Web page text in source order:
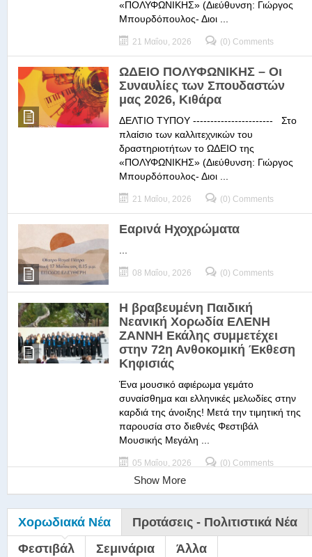
«ΠΟΛΥΦΩΝΙΚΗΣ» (Διεύθυνση: Γιώργος
Μπουρδόπουλος- Διοι ...
21 Μαΐου, 2026 (0) Comments
ΩΔΕΙΟ ΠΟΛΥΦΩΝΙΚΗΣ – Οι
Συναυλίες των Σπουδαστών
μας 2026, Κιθάρα
ΔΕΛΤΙΟ ΤΥΠΟΥ ----------------------- Στο
πλαίσιο των καλλιτεχνικών του
δραστηριοτήτων το ΩΔΕΙΟ της
«ΠΟΛΥΦΩΝΙΚΗΣ» (Διεύθυνση: Γιώργος
Μπουρδόπουλος- Διοι ...
21 Μαΐου, 2026 (0) Comments
Εαρινά Ηχοχρώματα
08 Μαΐου, 2026 (0) Comments
Η βραβευμένη Παιδική
Νεανική Χορωδία ΕΛΕΝΗ
ΖΑΝΝΗ Εκάλης συμμετέχει
στην 72η Ανθοκομική Έκθεση
Κηφισιάς
Ένα μουσικό αφιέρωμα γεμάτο
συναίσθημα και ελληνικές μελωδίες στην
καρδιά της άνοιξης! Μετά την τιμητική της
παρουσία στο διεθνές Φεστιβάλ
Μουσικής Μεγάλη ...
05 Μαΐου, 2026 (0) Comments
Show More
Χορωδιακά Νέα
Προτάσεις - Πολιτιστικά Νέα
Φεστιβάλ
Σεμινάρια Άλλα